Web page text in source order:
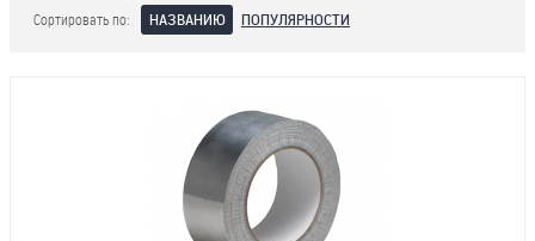
Сортировать по: НАЗВАНИЮ ПОПУЛЯРНОСТИ